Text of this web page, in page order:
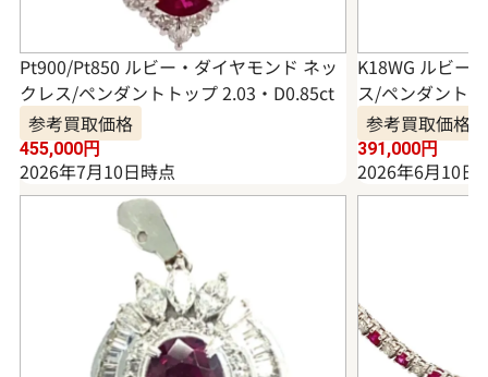
Pt900/Pt850 ルビー・ダイヤモンド ネッ
クレス/ペンダントトップ 2.03・D0.85ct
参考買取価格
455,000円
2026年7月10日時点
K18WG ルビー
ス/ペンダント
参考買取価格
391,000円
2026年6月10日